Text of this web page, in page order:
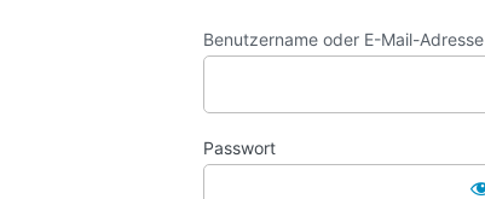
Benutzername oder E-Mail-Adresse
Passwort